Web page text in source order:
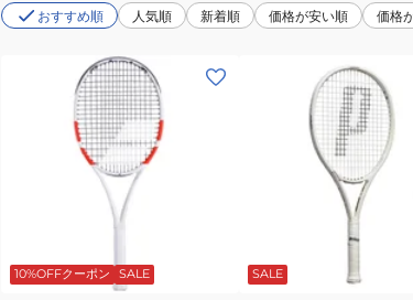
おすすめ順 人気順 新着順 価格が安い順 価格
10%OFFクーポン SALE SALE